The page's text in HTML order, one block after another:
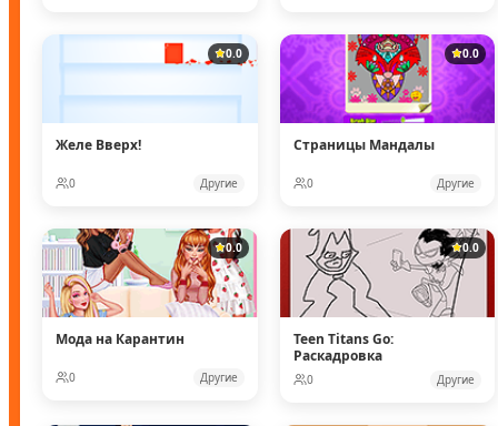
0.0
Желе Вверх!
0 Другие
0.0
Страницы Мандалы
0 Другие
0.0
Мода на Карантин
0 Другие
0.0
Teen Titans Go:
Раскадровка
0 Другие